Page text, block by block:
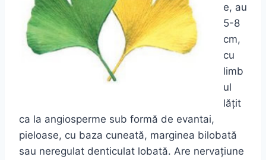
e, au
5-8
cm,
cu
limb
ul
lăţit
ca la angiosperme sub formă de evantai,
pieloase, cu baza cuneată, marginea bilobată
sau neregulat denticulat lobată. Are nervaţiune